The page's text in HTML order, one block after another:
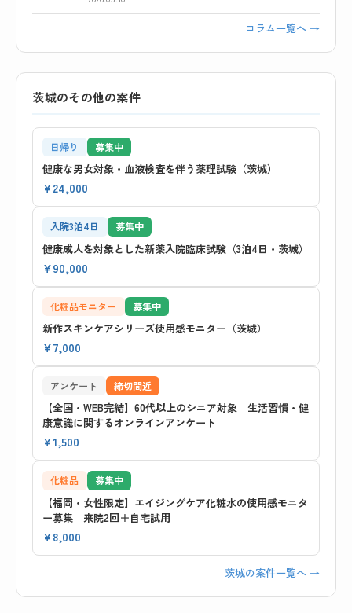
コラム一覧へ →
茨城のその他の案件
日帰り 募集中
健康な男女対象・血液検査を伴う薬理試験（茨城）
¥24,000
入院3泊4日 募集中
健康成人を対象とした新薬入院臨床試験（3泊4日・茨城）
¥90,000
化粧品モニター 募集中
新作スキンケアシリーズ使用感モニター（茨城）
¥7,000
アンケート 締切間近
【全国・WEB完結】60代以上のシニア対象 生活習慣・健
康意識に関するオンラインアンケート
¥1,500
化粧品 募集中
【福岡・女性限定】エイジングケア化粧水の使用感モニタ
ー募集 来院2回＋自宅試用
¥8,000
茨城の案件一覧へ →